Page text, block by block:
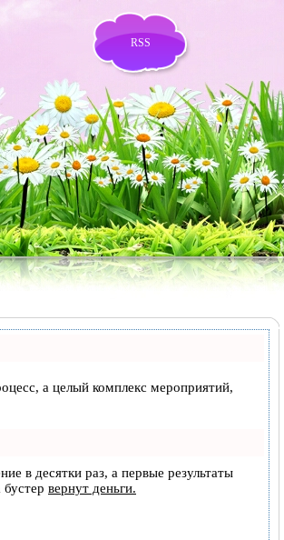
RSS
а целый комплекс мероприятий,
в десятки раз, а первые результаты
бустер вернут деньги.